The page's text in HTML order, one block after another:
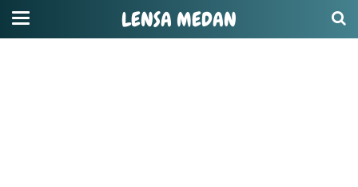
LENSA MEDAN